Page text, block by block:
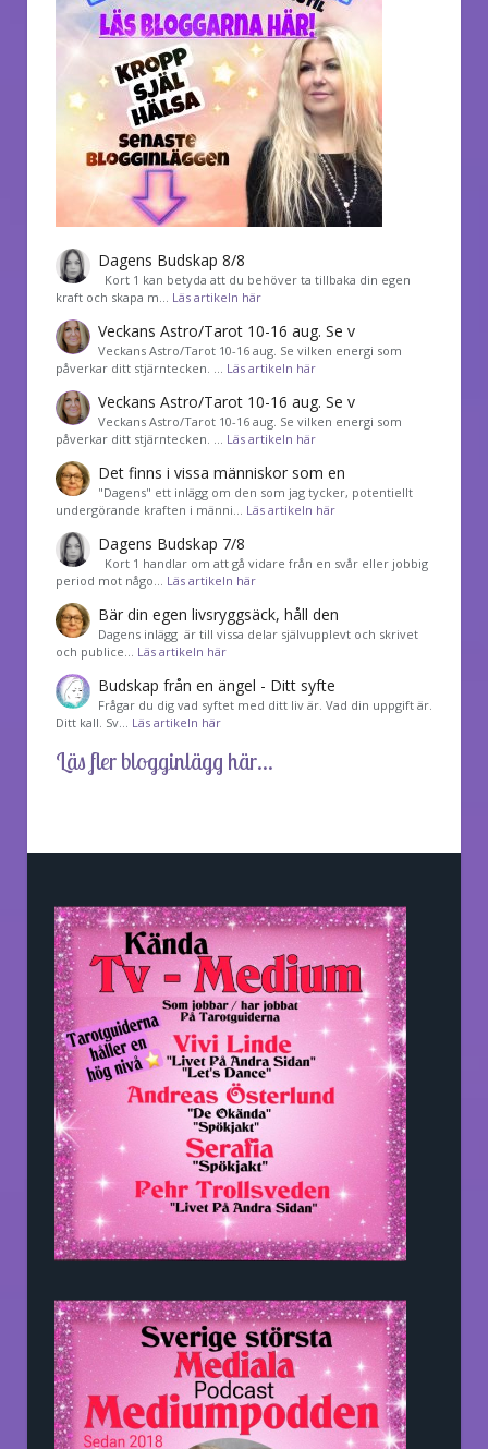
Dagens Budskap 8/8
Kort 1 kan betyda att du behöver ta tillbaka din egen
kraft och skapa m… Läs artikeln här
Veckans Astro/Tarot 10-16 aug. Se v
Veckans Astro/Tarot 10-16 aug. Se vilken energi som
påverkar ditt stjärntecken. … Läs artikeln här
Veckans Astro/Tarot 10-16 aug. Se v
Veckans Astro/Tarot 10-16 aug. Se vilken energi som
påverkar ditt stjärntecken. … Läs artikeln här
Det finns i vissa människor som en
"Dagens" ett inlägg om den som jag tycker, potentiellt
undergörande kraften i männi… Läs artikeln här
Dagens Budskap 7/8
Kort 1 handlar om att gå vidare från en svår eller jobbig
period mot någo… Läs artikeln här
Bär din egen livsryggsäck, håll den
Dagens inlägg är till vissa delar självupplevt och skrivet
och publice… Läs artikeln här
Budskap från en ängel - Ditt syfte
Frågar du dig vad syftet med ditt liv är. Vad din uppgift är.
Ditt kall. Sv… Läs artikeln här
Läs fler blogginlägg här...